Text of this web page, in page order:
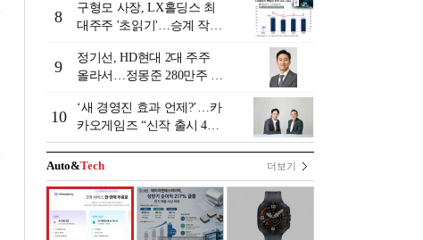
8
구형모 사장, LX홀딩스 최
대주주 '초읽기'…승계 작업
9
정기선, HD현대 2대 주주
올라서…정몽준 280만주 증
10
‘새 경영진 효과 언제?’…카
카오게임즈 “신작 출시 4Q
가 분기점”
Auto&Tech 더보기